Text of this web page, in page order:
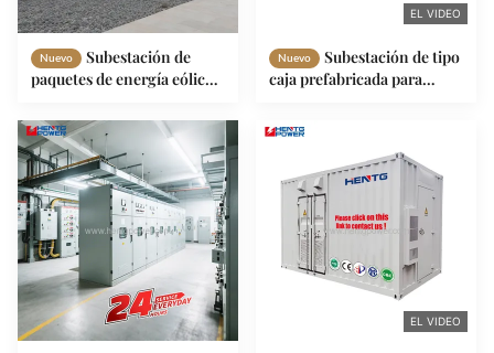
Nuevo
Subestación de
paquetes de energía eólica
kVA Estación
transformadora inteligente
conectada a la red de
energía renovable
EL VIDEO
Nuevo
Subestación de tipo
caja prefabricada para
Transformadores MV&HV
trifásicos Energía
renovable
EL VIDEO